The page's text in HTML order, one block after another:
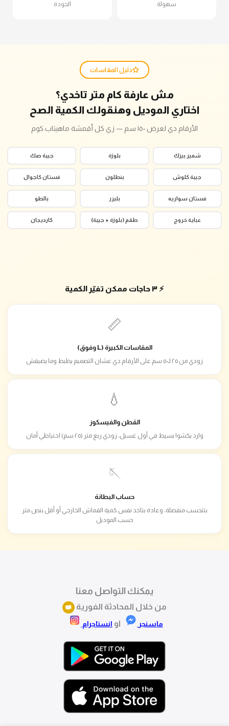
سهولة
الجودة
دليل المقاسات
مش عارفة كام متر تاخدي؟
اختاري الموديل وهنقولك الكمية الصح
الأرقام دي لعرض ١٥٠ سم — زي كل أقمشة ماهيتاب.كوم
شميز بيزك بلوزة جيبة صك
جيبة كلوش بنطلون فستان كاجوال
فستان سواريه بليزر بالطو
عباية خروج طقم (بلوزة + جيبة) كارديجان
⚡ ٣ حاجات ممكن تغيّر الكمية
📏
المقاسات الكبيرة (L وفوق)
زودي من ٢٥ لـ٥٠ سم على الأرقام دي عشان التصميم يظبط وما يضيقش
💧
القطن والفيسكوز
وارد يكشوا بسيط في أول غسيل، زودي ربع متر (٢٥ سم) احتياطي أمان
🪡
حساب البطانة
بتتحسب منفصلة، وعادة بتاخد نفس كمية القماش الخارجي أو أقل بنص متر
حسب الموديل
يمكنك التواصل معنا
من خلال المحادثة الفورية
ماسنجر او انستاجرام